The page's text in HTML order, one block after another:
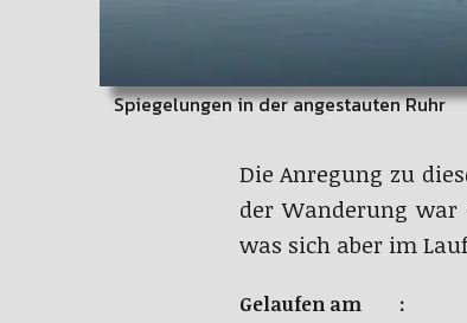
Spiegelungen in der angestauten Ruhr
Die Anregung zu
der Wanderung war
was sich aber im
Gelaufen am :